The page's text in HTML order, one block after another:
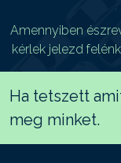
Amennyiben
kérlek jelezd
Ha tetszett
meg minket.